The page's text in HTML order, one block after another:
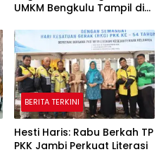
UMKM Bengkulu Tampil di
2026
BERITA TERKINI
Hesti Haris: Rabu Berkah TP
PKK Jambi Perkuat Literasi